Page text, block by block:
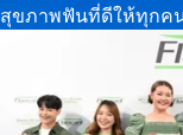
สุขภาพฟันที่ดีให้ทุกค